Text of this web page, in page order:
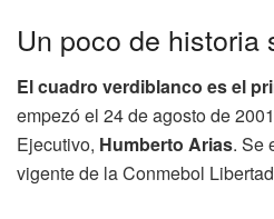
Un poco de historia
El cuadro verdiblanco es el
empezó el 24 de agosto de
Ejecutivo, Humberto Arias. Se
vigente de la Conmebol